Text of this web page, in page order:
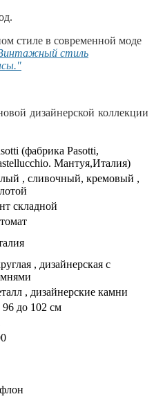
стиле в современной моде
стиль
дизайнерской коллекции
(фабрика Pasotti,
Мантуя,Италия)
, сливочный, кремовый ,
складной
, дизайнерская с
, дизайнерские камни
96 до 102 см